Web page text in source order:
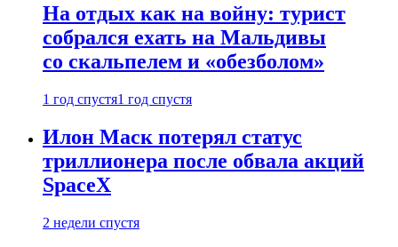
На отдых как на войну: турист
собрался ехать на Мальдивы
со скальпелем и «обезболом»
1 год спустя1 год спустя
Илон Маск потерял статус
триллионера после обвала акций
SpaceX
2 недели спустя